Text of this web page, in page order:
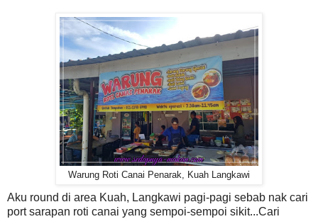
Warung Roti Canai Penarak, Kuah Langkawi
Aku round di area Kuah, Langkawi pagi-pagi sebab nak cari
port sarapan roti canai yang sempoi-sempoi sikit...Cari